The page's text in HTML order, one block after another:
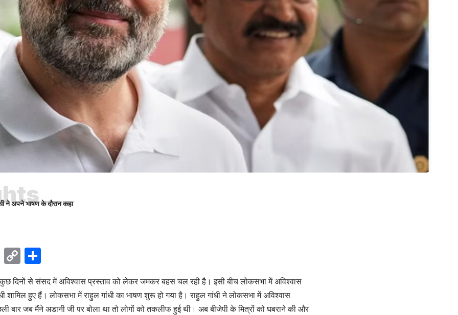
ने अपने भाषण के दौरान कहा
Telegram
Copy
Link
दिनों से संसद में अविश्वास प्रस्ताव को लेकर जमकर बहस चल रही है। इसी बीच लोकसभा में अविश्वास
शामिल हुए हैं। लोकसभा में राहुल गांधी का भाषण शुरू हो गया है। राहुल गांधी ने लोकसभा में अविश्वास
बार जब मैंने अडानी जी पर बोला था तो लोगों को तकलीफ हुई थी। अब बीजेपी के मित्रों को घबराने की और